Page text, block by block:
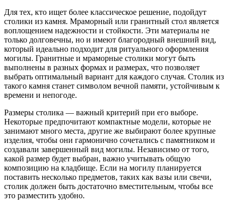
Для тех, кто ищет более классическое решение, подойдут
столики из камня. Мраморный или гранитный стол является
воплощением надежности и стойкости. Эти материалы не
только долговечны, но и имеют благородный внешний вид,
который идеально подходит для ритуального оформления
могилы. Гранитные и мраморные столики могут быть
выполнены в разных формах и размерах, что позволяет
выбрать оптимальный вариант для каждого случая. Столик из
такого камня станет символом вечной памяти, устойчивым к
времени и непогоде.
Размеры столика — важный критерий при его выборе.
Некоторые предпочитают компактные модели, которые не
занимают много места, другие же выбирают более крупные
изделия, чтобы они гармонично сочетались с памятником и
создавали завершенный вид могилы. Независимо от того,
какой размер будет выбран, важно учитывать общую
композицию на кладбище. Если на могилу планируется
поставить несколько предметов, таких как вазы или свечи,
столик должен быть достаточно вместительным, чтобы все
это разместить удобно.